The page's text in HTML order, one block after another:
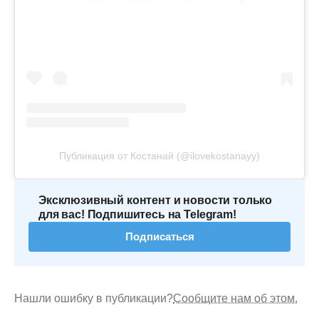
Публикация от Костанай (@ilovekostanayy)
Эксклюзивный контент и новости только
для вас! Подпишитесь на Telegram!
Подписаться
Нашли ошибку в публикации?Сообщите нам об этом.